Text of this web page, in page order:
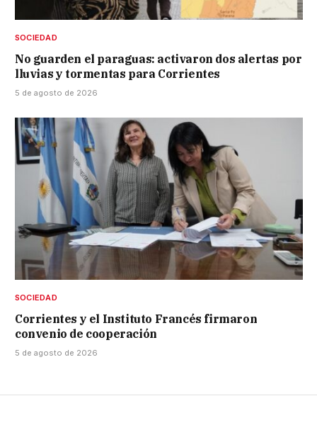
SOCIEDAD
No guarden el paraguas: activaron dos alertas por
lluvias y tormentas para Corrientes
5 de agosto de 2026
SOCIEDAD
Corrientes y el Instituto Francés firmaron
convenio de cooperación
5 de agosto de 2026